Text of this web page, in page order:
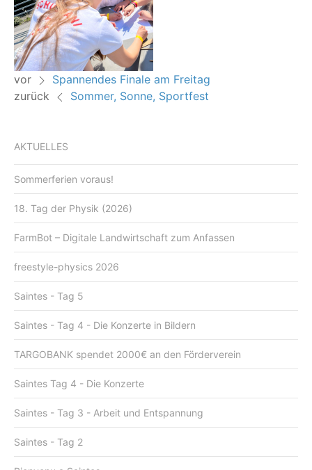
vor
Spannendes Finale am Freitag
zurück
Sommer, Sonne, Sportfest
AKTUELLES
Sommerferien voraus!
18. Tag der Physik (2026)
FarmBot – Digitale Landwirtschaft zum Anfassen
freestyle-physics 2026
Saintes - Tag 5
Saintes - Tag 4 - Die Konzerte in Bildern
TARGOBANK spendet 2000€ an den Förderverein
Saintes Tag 4 - Die Konzerte
Saintes - Tag 3 - Arbeit und Entspannung
Saintes - Tag 2